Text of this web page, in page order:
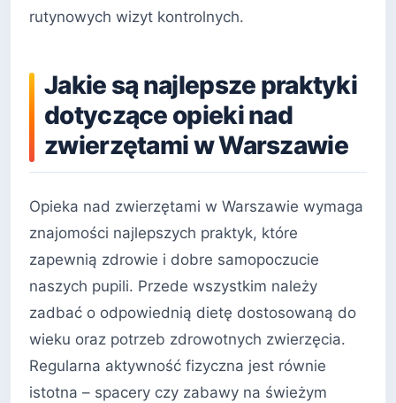
rutynowych wizyt kontrolnych.
Jakie są najlepsze praktyki
dotyczące opieki nad
zwierzętami w Warszawie
Opieka nad zwierzętami w Warszawie wymaga
znajomości najlepszych praktyk, które
zapewnią zdrowie i dobre samopoczucie
naszych pupili. Przede wszystkim należy
zadbać o odpowiednią dietę dostosowaną do
wieku oraz potrzeb zdrowotnych zwierzęcia.
Regularna aktywność fizyczna jest równie
istotna – spacery czy zabawy na świeżym